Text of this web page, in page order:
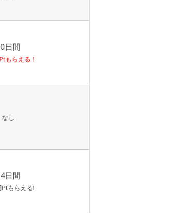
日間
もらえる！
なし
日間
Ptもらえる!